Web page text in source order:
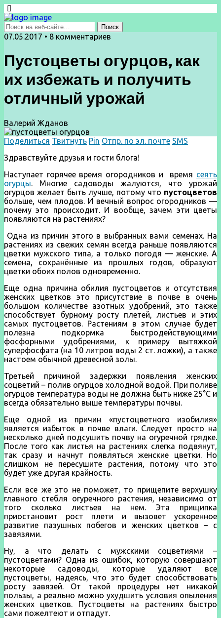
07.05.2017 • 8 комментариев
Пустоцветы огурцов, как
их избежать и получить
отличный урожай
Валерий Жданов
Поделиться Твитнуть Pin Отпр. по эл. почте SMS
Здравствуйте друзья и гости блога!
Наступает горячее время огородников и время сеять
огурцы. Многие садоводы жалуются, что урожай
огурцов желает быть лучше, потому что пустоцветов
больше, чем плодов. И вечный вопрос огородников —
почему это происходит. И вообще, зачем эти цветы
появляются на растениях?
Одна из причин этого в выбранных вами семенах. На
растениях из свежих семян всегда раньше появляются
цветки мужского типа, а только погодя — женские. А
семена, сохранённые из прошлых годов, образуют
цветки обоих полов одновременно.
Еще одна причина обилия пустоцветов и отсутствия
женских цветков это присутствие в почве в очень
большом количестве азотных удобрений, это также
способствует бурному росту плетей, листьев и этих
самых пустоцветов. Растениям в этом случае будет
полезна подкормка быстродействующими
фосфорными удобрениями, к примеру вытяжкой
суперфосфата (на 10 литров воды 2 ст. ложки), а также
настоем обычной древесной золы.
Третьей причиной задержки появления женских
соцветий – полив огурцов холодной водой. При поливе
огурцов температура воды не должна быть ниже 25°С и
всегда обязательно выше температуры почвы.
Еще одной из причин «пустоцветного изобилия»
является избыток в почве влаги. Следует просто на
несколько дней подсушить почву на огуречной грядке.
После того как листья на растениях слегка подвянут,
так сразу и начнут появляться женские цветки. Но
слишком не пересушите растения, потому что это
будет уже другая крайность.
Если все же это не поможет, то прищепите верхушку
главного стебля огуречного растения, независимо от
того сколько листьев на нем. Эта прищипка
приостановит рост плети и вызовет ускоренное
развитие пазушных побегов и женских цветков – с
завязями.
Ну, а что делать с мужскими соцветиями –
пустоцветами? Одна из ошибок, которую совершают
некоторые садоводы, которые удаляют все
пустоцветы, надеясь, что это будет способствовать
росту завязей. От такой процедуры нет никакой
пользы, а реально можно ухудшить условия опыления
женских цветков. Пустоцветы на растениях быстро
сами пожелтеют и отпадут.